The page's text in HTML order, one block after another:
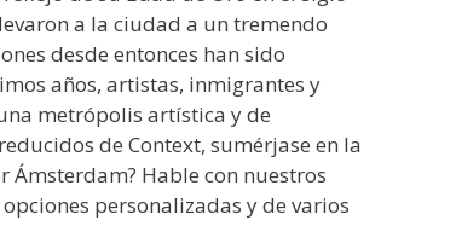
a la ciudad a un tremendo
desde entonces han sido
años, artistas, inmigrantes y
metrópolis artística y de
de Context, sumérjase en la
Ámsterdam? Hable con nuestros
personalizadas y de varios